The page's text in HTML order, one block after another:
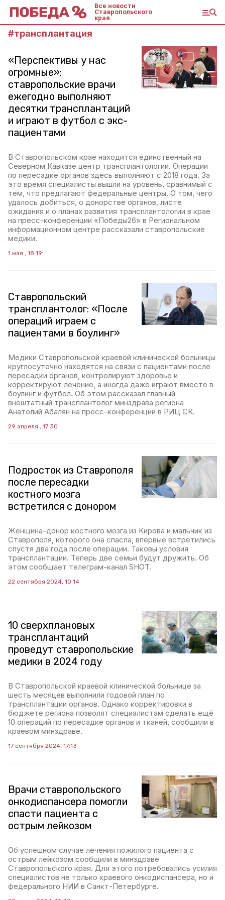
Все новости
Ставропольского
края
#трансплантация
«Перспективы у нас
огромные»:
ставропольские врачи
ежегодно выполняют
десятки трансплантаций
и играют в футбол с экс-
пациентами
В Ставропольском крае находится единственный на
Северном Кавказе центр трансплантологии. Операции
по пересадке органов здесь выполняют с 2018 года. За
это время специалисты вышли на уровень, сравнимый с
тем, что предлагают федеральные центры. О том, чего
удалось добиться, о донорстве органов, листе
ожидания и о планах развития трансплантологии в крае
на пресс-конференции «Победы26» в Региональном
информационном центре рассказали ставропольские
медики.
1 мая , 18:19
Ставропольский
трансплантолог: «После
операций играем с
пациентами в боулинг»
Медики Ставропольской краевой клинической больницы
круглосуточно находятся на связи с пациентами после
пересадки органов, контролируют здоровье и
корректируют лечение, а иногда даже играют вместе в
боулинг и футбол. Об этом рассказал главный
внештатный трансплантолог минздрава региона
Анатолий Абалян на пресс-конференции в РИЦ СК.
29 апреля , 17:30
Подросток из Ставрополя
после пересадки
костного мозга
встретился с донором
Женщина-донор костного мозга из Кирова и мальчик из
Ставрополя, которого она спасла, впервые встретились
спустя два года после операции. Таковы условия
трансплантации. Теперь две семьи будут дружить. Об
этом сообщает телеграм-канал SHOT.
22 сентября 2024, 10:14
10 сверхплановых
трансплантаций
проведут ставропольские
медики в 2024 году
В Ставропольской краевой клинической больнице за
шесть месяцев выполнили годовой план по
трансплантации органов. Однако корректировки в
бюджете региона позволят специалистам сделать ещё
10 операций по пересадке органов и тканей, сообщили в
краевом минздраве.
17 сентября 2024, 17:13
Врачи ставропольского
онкодиспансера помогли
спасти пациента с
острым лейкозом
Об успешном случае лечения пожилого пациента с
острым лейкозом сообщили в минздраве
Ставропольского края. Для этого потребовались усилия
специалистов не только краевого онкодиспансера, но и
федерального НИИ в Санкт-Петербурге.